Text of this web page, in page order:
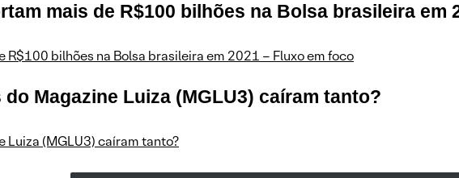
mais de R$100 bilhões na Bolsa brasileira em
R$100 bilhões na Bolsa brasileira em 2021 – Fluxo em foco
Magazine Luiza (MGLU3) caíram tanto?
Luiza (MGLU3) caíram tanto?